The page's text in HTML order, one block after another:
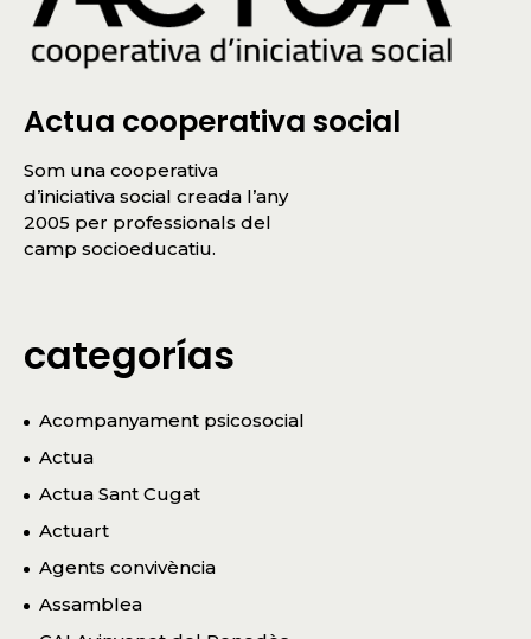
Actua cooperativa social
Som una cooperativa
d’iniciativa social creada l’any
2005 per professionals del
camp socioeducatiu.
categorías
Acompanyament psicosocial
Actua
Actua Sant Cugat
Actuart
Agents convivència
Assamblea